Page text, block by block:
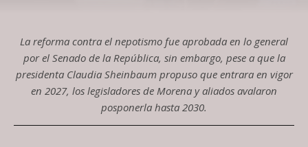
La reforma contra el nepotismo fue aprobada en lo general
por el Senado de la República, sin embargo, pese a que la
presidenta Claudia Sheinbaum propuso que entrara en vigor
en 2027, los legisladores de Morena y aliados avalaron
posponerla hasta 2030.